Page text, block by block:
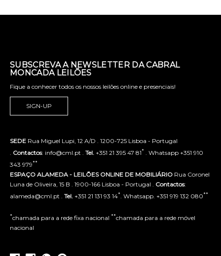
SUBSCREVA A NEWSLETTER DA CABRAL
MONCADA LEILÕES
Fique a conhecer todos os nossos leilões online e presenciais!
SIGN-UP
SEDE Rua Miguel Lupi, 12 A/D . 1200-725 Lisboa - Portugal
Contactos: info@cml.pt . Tel. +351 21 395 47 81* . Whatsapp +351 910
343 979**
ESPAÇO ALAMEDA - LEILÕES ONLINE DE MOBILIÁRIO Rua Coronel
Luna de Oliveira, 15 B . 1900-166 Lisboa - Portugal . Contactos:
alameda@cml.pt . Tel. +351 21 131 93 14* . Whatsapp. +351 919 132 080**
*chamada para a rede fixa nacional **chamada para a rede móvel
nacional